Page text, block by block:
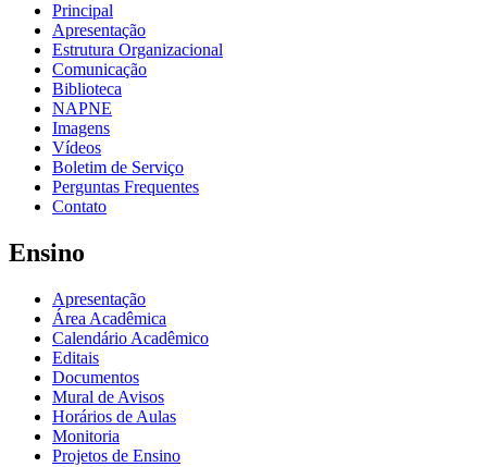
Principal
Apresentação
Estrutura Organizacional
Comunicação
Biblioteca
NAPNE
Imagens
Vídeos
Boletim de Serviço
Perguntas Frequentes
Contato
Ensino
Apresentação
Área Acadêmica
Calendário Acadêmico
Editais
Documentos
Mural de Avisos
Horários de Aulas
Monitoria
Projetos de Ensino